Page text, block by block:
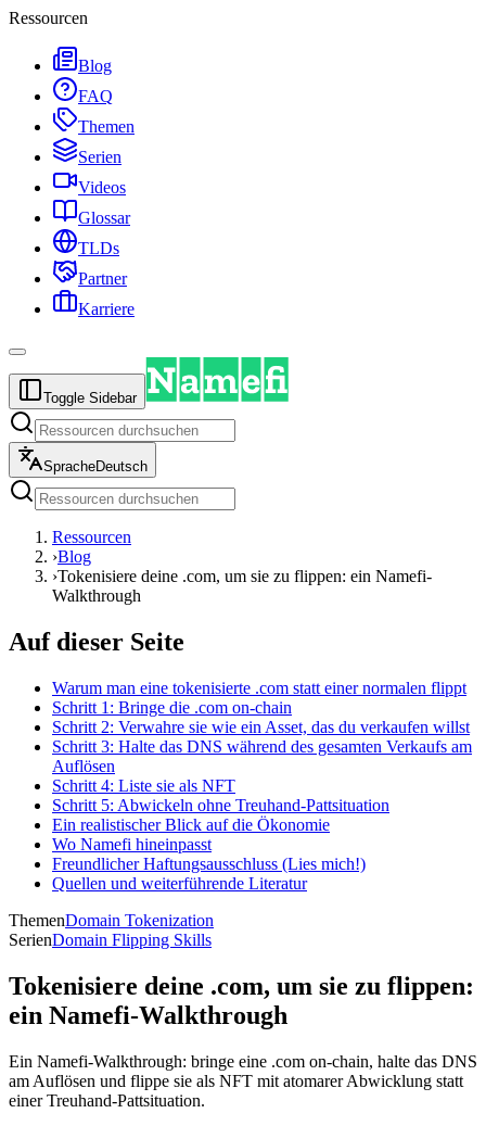
Ressourcen
Blog
FAQ
Themen
Serien
Videos
Glossar
TLDs
Partner
Karriere
Toggle Sidebar
SpracheDeutsch
Ressourcen
›Blog
›Tokenisiere deine .com, um sie zu flippen: ein Namefi-
Walkthrough
Auf dieser Seite
Warum man eine tokenisierte .com statt einer normalen flippt
Schritt 1: Bringe die .com on-chain
Schritt 2: Verwahre sie wie ein Asset, das du verkaufen willst
Schritt 3: Halte das DNS während des gesamten Verkaufs am
Auflösen
Schritt 4: Liste sie als NFT
Schritt 5: Abwickeln ohne Treuhand-Pattsituation
Ein realistischer Blick auf die Ökonomie
Wo Namefi hineinpasst
Freundlicher Haftungsausschluss (Lies mich!)
Quellen und weiterführende Literatur
ThemenDomain Tokenization
SerienDomain Flipping Skills
Tokenisiere deine .com, um sie zu flippen:
ein Namefi-Walkthrough
Ein Namefi-Walkthrough: bringe eine .com on-chain, halte das DNS
am Auflösen und flippe sie als NFT mit atomarer Abwicklung statt
einer Treuhand-Pattsituation.